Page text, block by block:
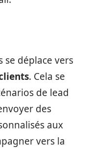
se déplace vers
. Cela se
de lead
des
aux
vers la